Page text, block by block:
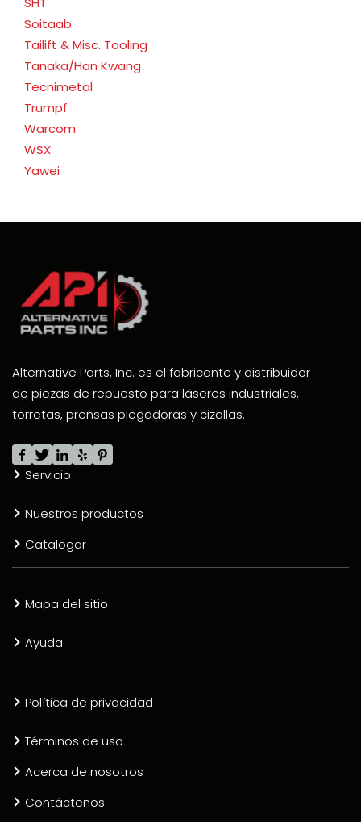
Soitaab
Tailift & Misc. Tooling
Tanaka/Han Kwang
Tecnimetal
Trumpf
Warcom
WSX
Yawei
Alternative Parts, Inc. es el fabricante y distribuidor
de piezas de repuesto para láseres industriales,
torretas, prensas plegadoras y cizallas.
Servicio
Nuestros productos
Catalogar
Mapa del sitio
Ayuda
Política de privacidad
Términos de uso
Acerca de nosotros
Contáctenos